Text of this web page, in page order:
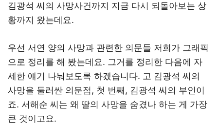
김광석 씨의 사망사건까지 지금 다시 되돌아보는 상
황까지 왔는데요.
우선 서연 양의 사망과 관련한 의문들 저희가 그래픽
으로 정리를 해 봤는데요. 그거를 정리한 다음에 자
세한 얘기 나눠보도록 하겠습니다. 고 김광석 씨의
사망을 둘러싼 의문점, 첫 번째, 김광석 씨의 부인이
죠. 서해순 씨는 왜 딸의 사망을 숨겼나 하는 게 가장
큰 것이고요.